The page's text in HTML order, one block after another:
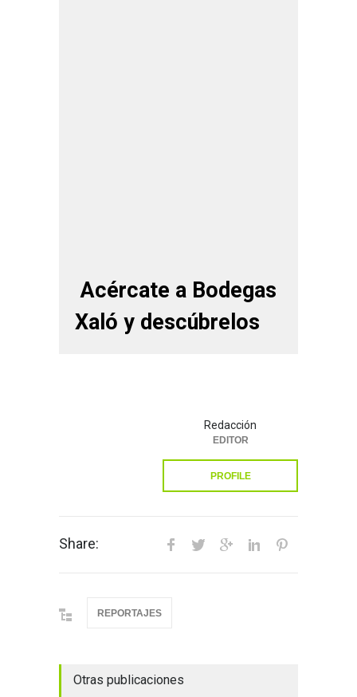
Acércate a Bodegas
Xaló y descúbrelos
Redacción
EDITOR
PROFILE
Share:
REPORTAJES
Otras publicaciones